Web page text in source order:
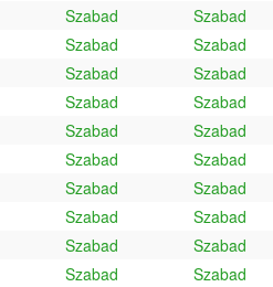
Szabad Szabad
Szabad Szabad
Szabad Szabad
Szabad Szabad
Szabad Szabad
Szabad Szabad
Szabad Szabad
Szabad Szabad
Szabad Szabad
Szabad Szabad